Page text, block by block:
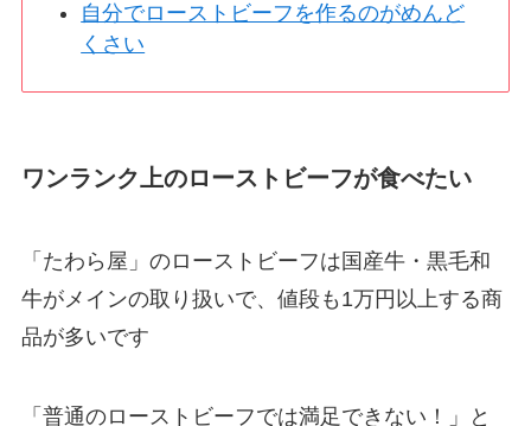
自分でローストビーフを作るのがめんど
くさい
ワンランク上のローストビーフが食べたい
「たわら屋」のローストビーフは国産牛・黒毛和
牛がメインの取り扱いで、値段も1万円以上する商
品が多いです
「普通のローストビーフでは満足できない！」と